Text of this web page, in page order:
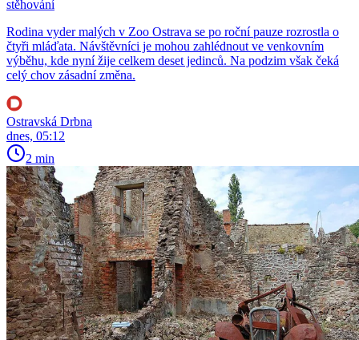
stěhování
Rodina vyder malých v Zoo Ostrava se po roční pauze rozrostla o
čtyři mláďata. Návštěvníci je mohou zahlédnout ve venkovním
výběhu, kde nyní žije celkem deset jedinců. Na podzim však čeká
celý chov zásadní změna.
Ostravská Drbna
dnes, 05:12
2 min